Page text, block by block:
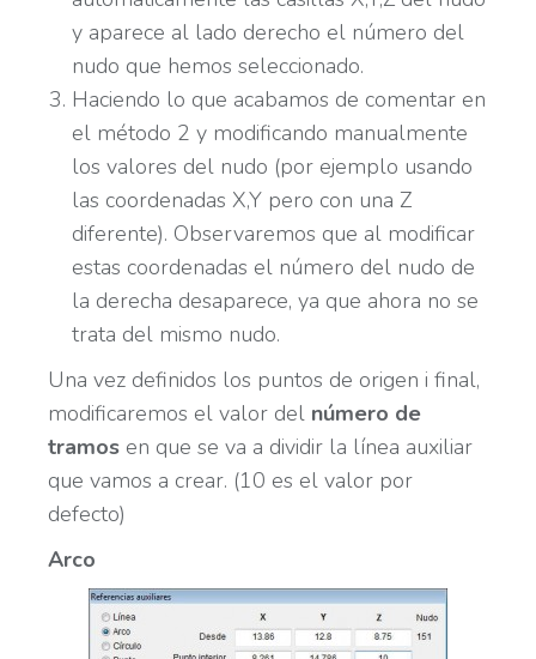
y aparece al lado derecho el número del
nudo que hemos seleccionado.
Haciendo lo que acabamos de comentar en
el método 2 y modificando manualmente
los valores del nudo (por ejemplo usando
las coordenadas X,Y pero con una Z
diferente). Observaremos que al modificar
estas coordenadas el número del nudo de
la derecha desaparece, ya que ahora no se
trata del mismo nudo.
Una vez definidos los puntos de origen i final,
modificaremos el valor del número de
tramos en que se va a dividir la línea auxiliar
que vamos a crear. (10 es el valor por
defecto)
Arco